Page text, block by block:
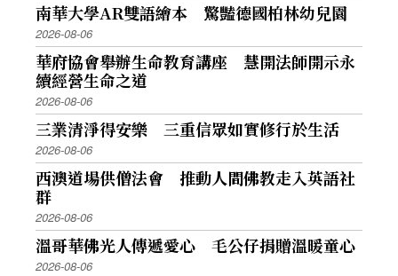
南華大學AR雙語繪本 驚豔德國柏林幼兒園
2026-08-06
華府協會舉辦生命教育講座 慧開法師開示永
續經營生命之道
2026-08-06
三業清淨得安樂 三重信眾如實修行於生活
2026-08-06
西澳道場供僧法會 推動人間佛教走入英語社
群
2026-08-06
溫哥華佛光人傳遞愛心 毛公仔捐贈溫暖童心
2026-08-06